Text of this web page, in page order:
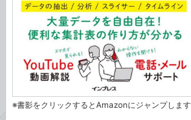
※書影をクリックするとAmazonにジャンプします